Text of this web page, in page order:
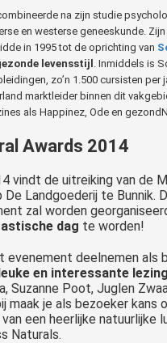
na zijn studie
en westerse geneeskunde.
in 1995 tot de oprichting van
levensstijl
. Inmiddels is
zo’n 1.500 cursisten per
marktleider binnen dit
als Happinez, Ode en
Awards 2014
vindt de uitreiking van de
Landgoederij te Bunnik.
zal worden
dag te worden!
evenement deelnemen als
en interessante
Suzanne Poot, Juglen
maak je als bezoeker kans
een heerlijke natuurlijke
Naturals.